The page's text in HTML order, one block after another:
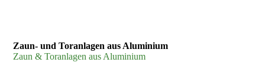
Zaun- und Toranlagen aus Aluminium
Zaun & Toranlagen aus Aluminium